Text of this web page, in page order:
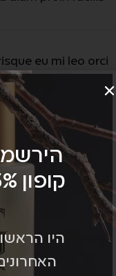
eu mi leo orci
commodo felis in
mia.
היו